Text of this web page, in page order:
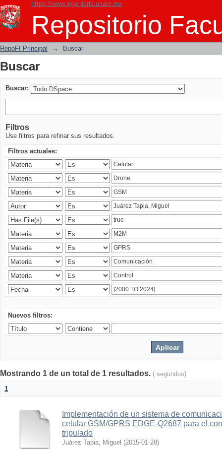
https://www.ingenieria.unam.mx
Repositorio
Buscar
RepoFI Principal → Buscar
Buscar
Buscar:
Filtros
Use filtros para refinar sus resultados.
Filtros actuales:
Nuevos filtros:
Mostrando 1 de un total de 1 resultados. ( segundos)
1
Implementación de un sistema de
celular GSM/GPRS EDGE-Q2687 para el
tripulado
Juárez Tapia, Miguel (2015-01-28)